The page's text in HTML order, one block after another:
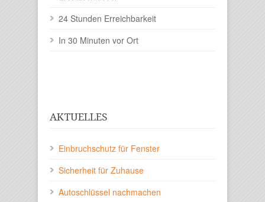
24 Stunden Erreichbarkeit
In 30 Minuten vor Ort
AKTUELLES
Einbruchschutz für Fenster
Sicherheit für Zuhause
Autoschlüssel nachmachen